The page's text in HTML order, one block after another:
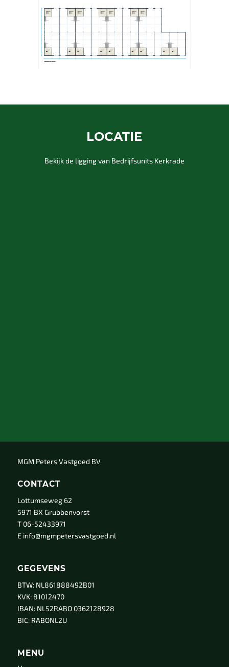
LOCATIE
Bekijk de ligging van Bedrijfsunits Kerkrade
MGM Peters Vastgoed BV
CONTACT
Lottumseweg 62
5971 BX Grubbenvorst
T 06-52433971
E info@mgmpetersvastgoed.nl
GEGEVENS
BTW: NL861888492B01
KVK: 81012470
IBAN: NL52RABO 0362128928
BIC: RABONL2U
MENU